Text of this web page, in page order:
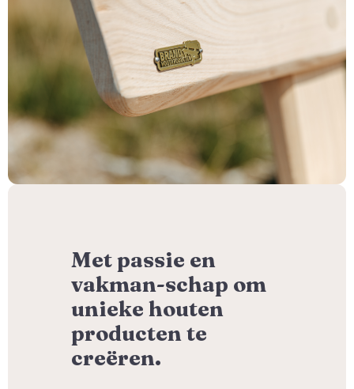
Met passie en
vakman-schap om
unieke houten
producten te
creëren.